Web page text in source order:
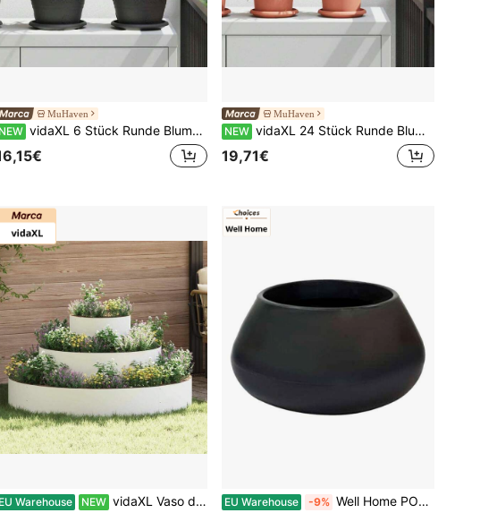
MuHaven
NEW vidaXL 6 Stück Runde Blumenplatte, Ø 17,5 X 2 Cm, Kunststoff, Schwarz
MuHaven
NEW vidaXL 24 Stück Runde Blumenplatte, Ziegelrot, Ø 14 X 2 Cm, Kunststoff
19,71€
EU Warehouse NEW vidaXL Vaso de jardim branco, 120 x 120 x 20 cm, aço galvanizado, para jardins e pátios, vasos redondos modernos, aço robusto para uso externo, belos vasos de metal. EU Warehouse -9% Well Home POTE DE POLIETILENO ROTOMOLDING ANTRACITE - 52 x 30CM.. Envio grátis em 24/48h